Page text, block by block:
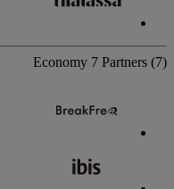
Economy 7 Partners (7)